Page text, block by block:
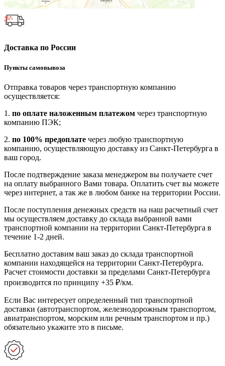
Доставка по России
Пункты самовывоза
Отправка товаров через транспортную компанию
осуществляется:
1. по оплате наложенным платежом через транспортную
компанию ПЭК;
2. по 100% предоплате через любую транспортную
компанию, осуществляющую доставку из Санкт-Петербурга в
ваш город.
После подтверждение заказа менеджером вы получаете счет
на оплату выбранного Вами товара. Оплатить счет вы можете
через интернет, а так же в любом банке на территории России.
После поступления денежных средств на наш расчетный счет
мы осуществляем доставку до склада выбранной вами
транспортной компании на территории Санкт-Петербурга в
течение 1-2 дней.
Бесплатно доставим ваш заказ до склада транспортной
компании находящейся на территории Санкт-Петербурга.
Расчет стоимости доставки за пределами Санкт-Петербурга
производится по принципу +35 ₽/км.
Если Вас интересует определенный тип транспортной
доставки (автотранспортом, железнодорожным транспортом,
авиатранспортом, морским или речным транспортом и пр.)
обязательно укажите это в письме.